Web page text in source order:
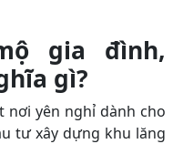
gia đình,
gì?
nơi yên nghỉ dành cho
tư xây dựng khu lăng